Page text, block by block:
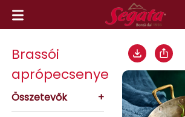
Brassói
aprópecsenye
Összetevők
+